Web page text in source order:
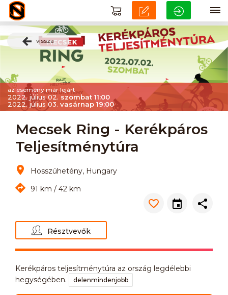
vissza
az esemény már lejárt
2022. július 02. szombat 11:00
2022. július 03. vasárnap 19:00
Mecsek Ring - Kerékpáros
Teljesítménytúra
Hosszúhetény, Hungary
91 km / 42 km
Résztvevők
Kerékpáros teljesítménytúra az ország legdélebbi
hegységében.
delenmindenjobb